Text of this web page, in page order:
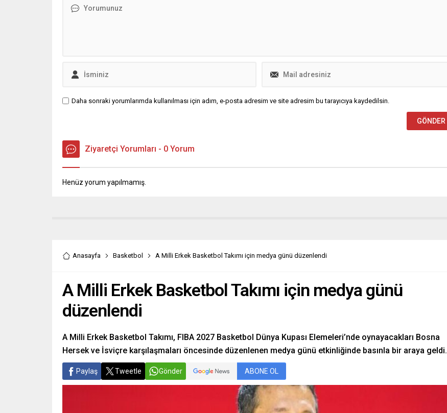
Daha sonraki yorumlarımda kullanılması için adım, e-posta adresim ve site adresim bu tarayıcıya kaydedilsin.
Ziyaretçi Yorumları - 0 Yorum
Henüz yorum yapılmamış.
Anasayfa Basketbol A Milli Erkek Basketbol Takımı için medya günü düzenlendi
A Milli Erkek Basketbol Takımı için medya günü
düzenlendi
A Milli Erkek Basketbol Takımı, FIBA 2027 Basketbol Dünya Kupası Elemeleri’nde oynayacakları Bosna
Hersek ve İsviçre karşılaşmaları öncesinde düzenlenen medya günü etkinliğinde basınla bir araya geldi.
Paylaş Tweetle Gönder ABONE OL